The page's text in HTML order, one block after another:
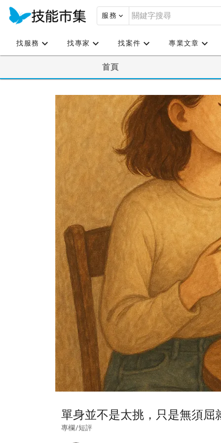
服務
找服務 找專家 找案件 專業文章
首頁
單身並不是太挑，只是無須屈
專欄/短評